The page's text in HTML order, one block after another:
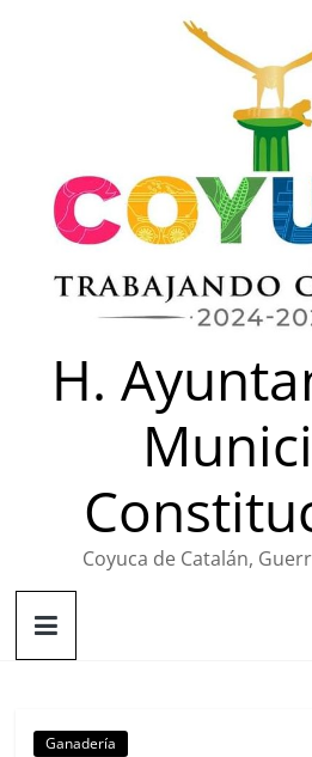
H.
Coyuca de Catalán,
Ganadería